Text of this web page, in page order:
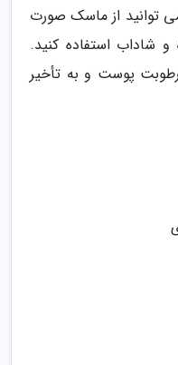
توانید از ماسک صورت
شاداب استفاده کنید.
پوست و به تأخیر